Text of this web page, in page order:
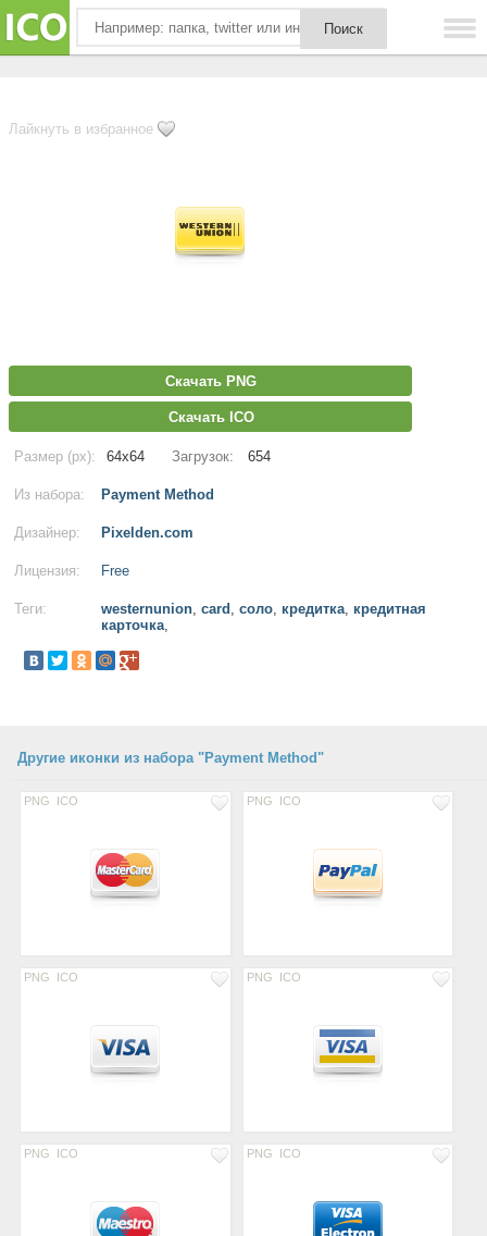
Лайкнуть в избранное
Скачать PNG
Скачать ICO
Размер (px): 64x64 Загрузок: 654
Из набора: Payment Method
Дизайнер: Pixelden.com
Лицензия: Free
Теги: westernunion, card , соло, кредитка, кредитная
карточка,
Другие иконки из набора "Payment Method"
PNG ICO PNG ICO
PNG ICO PNG ICO
PNG ICO PNG ICO